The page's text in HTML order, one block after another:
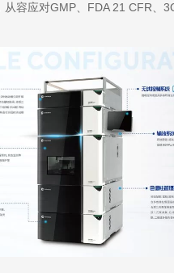
从容应对GMP、FDA 21 CFR、